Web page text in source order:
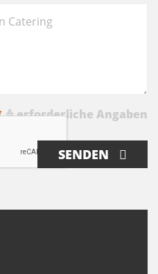
≙ erforderliche Angaben
SENDEN